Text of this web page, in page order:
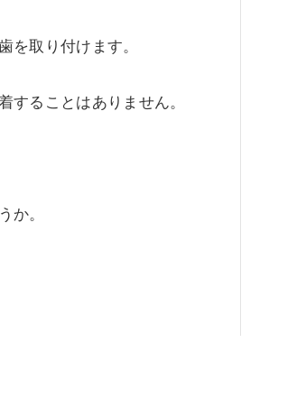
を取り付けます。
ることはありません。
か。